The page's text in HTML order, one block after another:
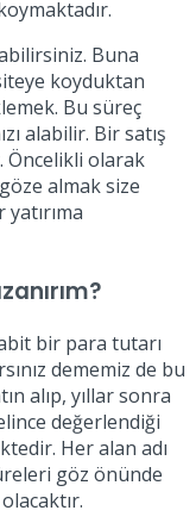
Buna
koyduktan
Bu süreç
alabilir. Bir satış
Öncelikli olarak
almak size
bir para tutarı
dememiz de bu
alıp, yıllar sonra
değerlendiği
Her alan adı
göz önünde